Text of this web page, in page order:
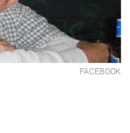
FACEBOOK